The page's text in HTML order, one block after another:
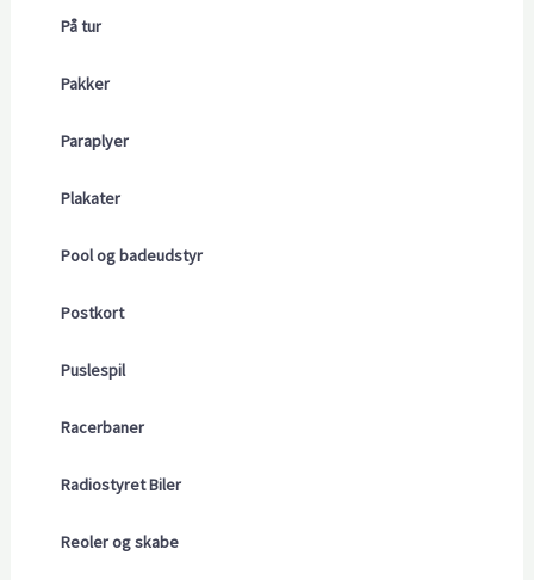
På tur
Pakker
Paraplyer
Plakater
Pool og badeudstyr
Postkort
Puslespil
Racerbaner
Radiostyret Biler
Reoler og skabe